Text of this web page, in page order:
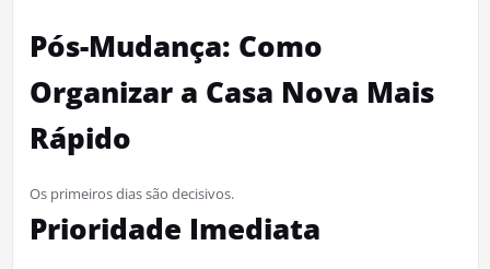
Pós-Mudança: Como
Organizar a Casa Nova Mais
Rápido
Os primeiros dias são decisivos.
Prioridade Imediata